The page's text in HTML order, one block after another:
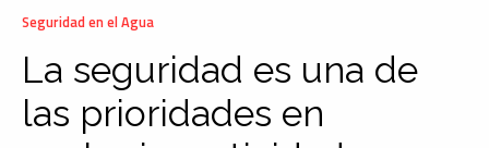
Seguridad en el Agua
La seguridad es una de
las prioridades en